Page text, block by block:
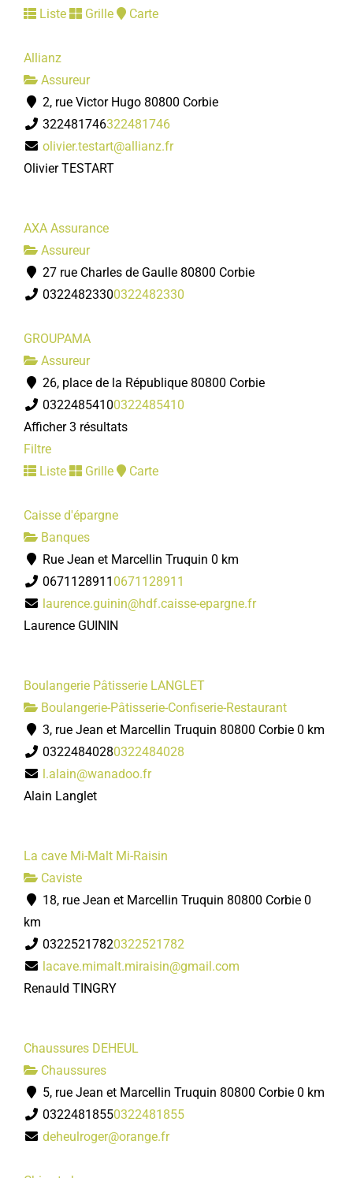
Liste Grille Carte
Allianz
Assureur
2, rue Victor Hugo 80800 Corbie
322481746322481746
olivier.testart@allianz.fr
Olivier TESTART
AXA Assurance
Assureur
27 rue Charles de Gaulle 80800 Corbie
03224823300322482330
GROUPAMA
Assureur
26, place de la République 80800 Corbie
03224854100322485410
Afficher 3 résultats
Filtre
Liste
Grille Carte
Caisse d'épargne
Banques
Rue Jean et Marcellin Truquin 0 km
0671128911 0671128911
laurence.guinin@hdf.caisse-epargne.fr
Laurence GUININ
Boulangerie Pâtisserie LANGLET
Boulangerie-Pâtisserie-Confiserie-Restaurant
3, rue Jean et Marcellin Truquin 80800 Corbie 0 km
03224840280322484028
l.alain@wanadoo.fr
Alain Langlet
La cave Mi-Malt Mi-Raisin
Caviste
18, rue Jean et Marcellin Truquin 80800 Corbie 0
km
03225217820322521782
lacave.mimalt.miraisin@gmail.com
Renauld TINGRY
Chaussures DEHEUL
Chaussures
5, rue Jean et Marcellin Truquin 80800 Corbie 0 km
03224818550322481855
deheulroger@orange.fr